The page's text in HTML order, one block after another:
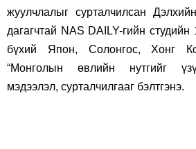
жуулчлалыг сурталчилсан
дагагчтай NAS DAILY-гийн студийн
бүхий Япон, Солонгос, Хонг
“Монголын өвлийн нутгийг
мэдээлэл, сурталчилгааг бэлтгэнэ.